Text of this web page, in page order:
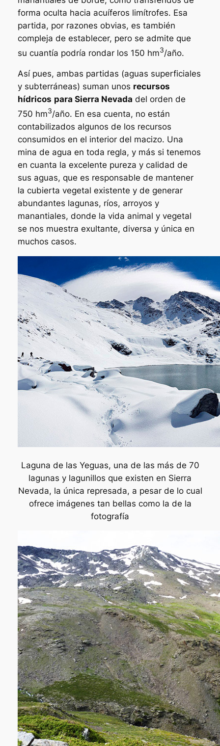
forma oculta hacia acuíferos limítrofes. Esa
partida, por razones obvias, es también
compleja de establecer, pero se admite que
su cuantía podría rondar los 150 hm3/año.
Así pues, ambas partidas (aguas superficiales
y subterráneas) suman unos recursos
hídricos para Sierra Nevada del orden de
750 hm3/año. En esa cuenta, no están
contabilizados algunos de los recursos
consumidos en el interior del macizo. Una
mina de agua en toda regla, y más si tenemos
en cuanta la excelente pureza y calidad de
sus aguas, que es responsable de mantener
la cubierta vegetal existente y de generar
abundantes lagunas, ríos, arroyos y
manantiales, donde la vida animal y vegetal
se nos muestra exultante, diversa y única en
muchos casos.
Laguna de las Yeguas, una de las más de 70
lagunas y lagunillos que existen en Sierra
Nevada, la única represada, a pesar de lo cual
ofrece imágenes tan bellas como la de la
fotografía